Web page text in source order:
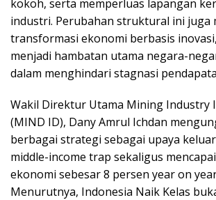
kokoh, serta memperluas lapangan
industri. Perubahan struktural ini juga
transformasi ekonomi berbasis
menjadi hambatan utama negara-
dalam menghindari stagnasi
Wakil Direktur Utama Mining Industry
(MIND ID), Dany Amrul Ichdan
berbagai strategi sebagai upaya
middle-income trap sekaligus
ekonomi sebesar 8 persen year on
Menurutnya, Indonesia Naik Kelas